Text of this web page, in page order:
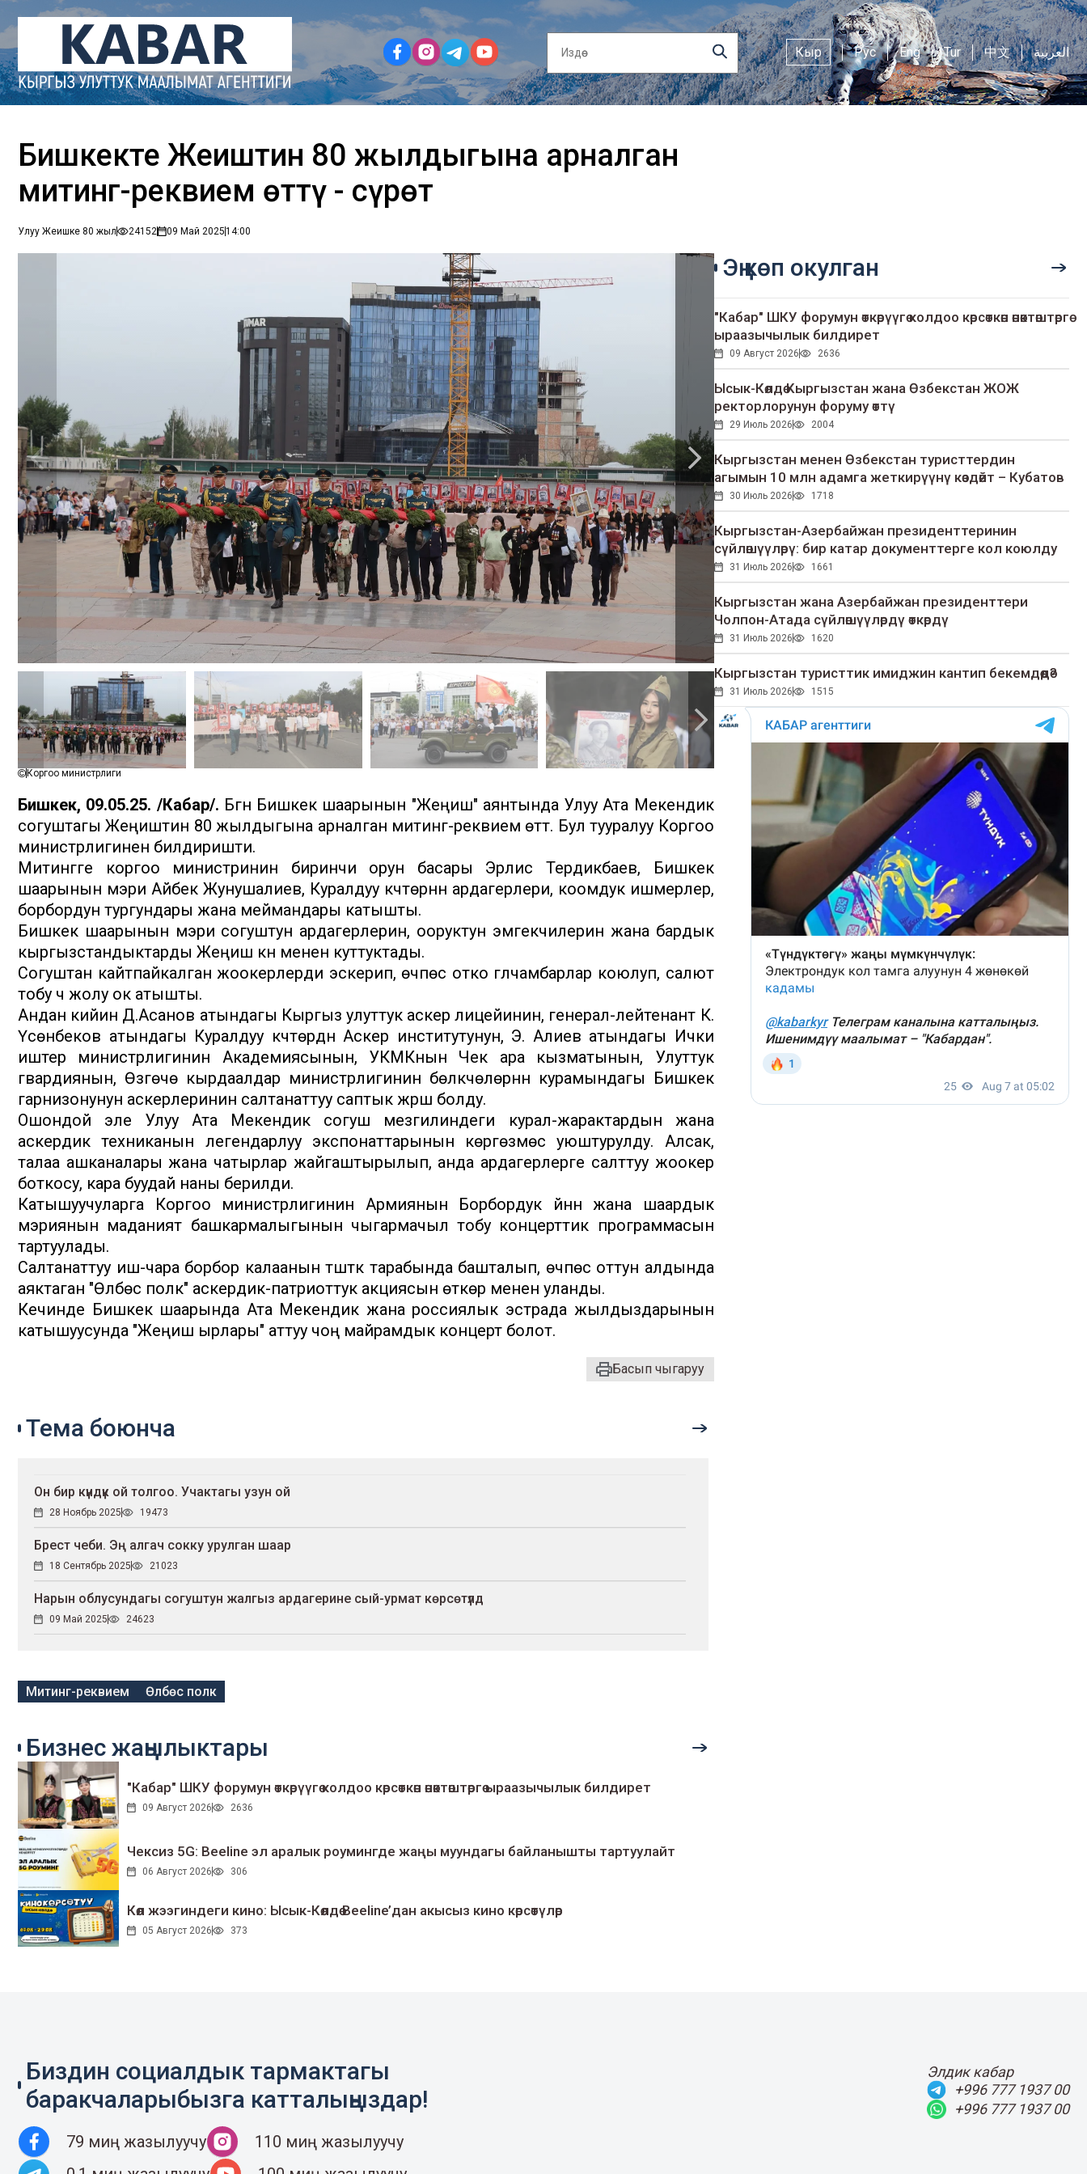
Кыр Рус Eng Tur 中文 العربية
Бишкекте Жеңиштин 80 жылдыгына арналган
митинг-реквием өттү - сүрөт
Улуу Жеңишке 80 жыл 24152 09 Май 202514:00
Коргоо министрлиги
Бишкек, 09.05.25. /Кабар/. Бүгүн Бишкек шаарынын "Жеңиш" аянтында Улуу Ата Мекендик
согуштагы Жеңиштин 80 жылдыгына арналган митинг-реквием өттү. Бул тууралуу Коргоо
министрлигинен билдиришти.
Митингге коргоо министринин биринчи орун басары Эрлис Тердикбаев, Бишкек
шаарынын мэри Айбек Жунушалиев, Куралдуу күчтөрүнүн ардагерлери, коомдук ишмерлер,
борбордун тургундары жана меймандары катышты.
Бишкек шаарынын мэри согуштун ардагерлерин, ооруктун эмгекчилерин жана бардык
кыргызстандыктарды Жеңиш күнү менен куттуктады.
Согуштан кайтпайкалган жоокерлерди эскерип, өчпөс отко гүлчамбарлар коюлуп, салют
тобу үч жолу ок атышты.
Андан кийин Д.Асанов атындагы Кыргыз улуттук аскер лицейинин, генерал-лейтенант К.
Үсөнбеков атындагы Куралдуу күчтөрдүн Аскер институтунун, Э. Алиев атындагы Ички
иштер министрлигинин Академиясынын, УКМКнын Чек ара кызматынын, Улуттук
гвардиянын, Өзгөчө кырдаалдар министрлигинин бөлүкчөлөрүнүн курамындагы Бишкек
гарнизонунун аскерлеринин салтанаттуу саптык жүрүшү болду.
Ошондой эле Улуу Ата Мекендик согуш мезгилиндеги курал-жарактардын жана
аскердик техниканын легендарлуу экспонаттарынын көргөзмөсү уюштурулду. Алсак,
талаа ашканалары жана чатырлар жайгаштырылып, анда ардагерлерге салттуу жоокер
боткосу, кара буудай наны берилди.
Катышуучуларга Коргоо министрлигинин Армиянын Борбордук үйүнүн жана шаардык
мэриянын маданият башкармалыгынын чыгармачыл тобу концерттик программасын
тартуулады.
Салтанаттуу иш-чара борбор калаанын түштүк тарабында башталып, өчпөс оттун алдында
аяктаган "Өлбөс полк" аскердик-патриоттук акциясын өткөрүү менен уланды.
Кечинде Бишкек шаарында Ата Мекендик жана россиялык эстрада жылдыздарынын
катышуусунда "Жеңиш ырлары" аттуу чоң майрамдык концерт болот.
Басып чыгаруу
Эң көп окулган
"Кабар" ШКУ форумун өткөрүүгө колдоо көрсөткөн өнөктөштөргө
ыраазычылык билдирет
09 Август 2026 2636
Ысык-Көлдө Кыргызстан жана Өзбекстан ЖОЖ
ректорлорунун форуму өттү
29 Июль 2026 2004
Кыргызстан менен Өзбекстан туристтердин
агымын 10 млн адамга жеткирүүнү көздөйт – Кубатов
30 Июль 2026 1718
Кыргызстан-Азербайжан президенттеринин
сүйлөшүүлөрү: бир катар документтерге кол коюлду
31 Июль 2026 1661
Кыргызстан жана Азербайжан президенттери
Чолпон-Атада сүйлөшүүлөрдү өткөрдү
31 Июль 2026 1620
Кыргызстан туристтик имиджин кантип бекемдөөдө?
31 Июль 2026 1515
Тема боюнча
Он бир күндүк ой толгоо. Учактагы узун ой
28 Ноябрь 2025 19473
Брест чеби. Эң алгач сокку урулган шаар
18 Сентябрь 2025 21023
Нарын облусундагы согуштун жалгыз ардагерине сый-урмат көрсөтүлдү
09 Май 2025 24623
Митинг-реквием Өлбөс полк
Бизнес жаңылыктары
"Кабар" ШКУ форумун өткөрүүгө колдоо көрсөткөн өнөктөштөргө ыраазычылык билдирет
09 Август 2026 2636
Чексиз 5G: Beeline эл аралык роумингде жаңы муундагы байланышты тартуулайт
06 Август 2026 306
Көл жээгиндеги кино: Ысык-Көлдө Beeline’дан акысыз кино көрсөтүлөр
05 Август 2026 373
Биздин социалдык тармактагы
баракчаларыбызга катталыңыздар!
79 миң жазылуучу
110 миң жазылуучу
Элдик кабар
+996 777 1937 00
+996 777 1937 00